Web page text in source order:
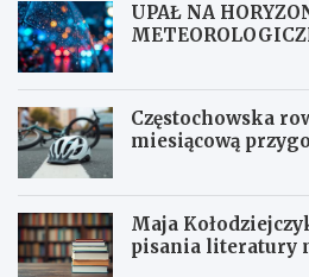
UPAŁ NA
Częstochowska
miesiącową
Maja
pisania literatury